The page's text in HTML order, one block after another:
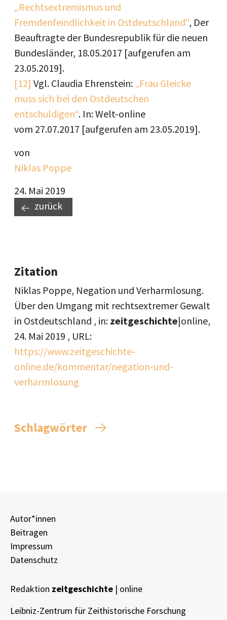
„Rechtsextremismus und
Fremdenfeindlichkeit in Ostdeutschland“, Der
Beauftragte der Bundesrepublik für die neuen
Bundesländer, 18.05.2017 [aufgerufen am
23.05.2019].
[12] Vgl. Claudia Ehrenstein: „Frau Gleicke
muss sich bei den Ostdeutschen
entschuldigen“. In: Welt-online
vom 27.07.2017 [aufgerufen am 23.05.2019].
von
Niklas Poppe
24. Mai 2019
zurück
Zitation
Niklas Poppe, Negation und Verharmlosung.
Über den Umgang mit rechtsextremer Gewalt
in Ostdeutschland , in: zeitgeschichte|online,
24. Mai 2019 , URL:
https://www.zeitgeschichte-
online.de/kommentar/negation-und-
verharmlosung
Schlagwörter
Autor*innen
Beitragen
Impressum
Datenschutz
Redaktion zeitgeschichte | online
Leibniz-Zentrum für Zeithistorische Forschung